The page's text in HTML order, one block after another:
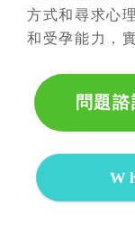
方式和尋求心
和受孕能力，
問題諮